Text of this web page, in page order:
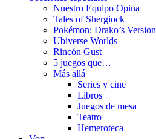
Nuestro Equipo Opina
Tales of Shergiock
Pokémon: Drako’s Version
Ubiverse Worlds
Rincón Gust
5 juegos que…
Más allá
Series y cine
Libros
Juegos de mesa
Teatro
Hemeroteca